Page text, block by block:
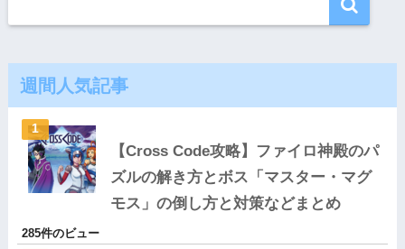
週間人気記事
【Cross Code攻略】ファイロ神殿のパ
ズルの解き方とボス「マスター・マグ
モス」の倒し方と対策などまとめ
285件のビュー